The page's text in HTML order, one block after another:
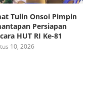
Tulin Onsoi Pimpin
Persiapan
HUT RI Ke-81
10, 2026